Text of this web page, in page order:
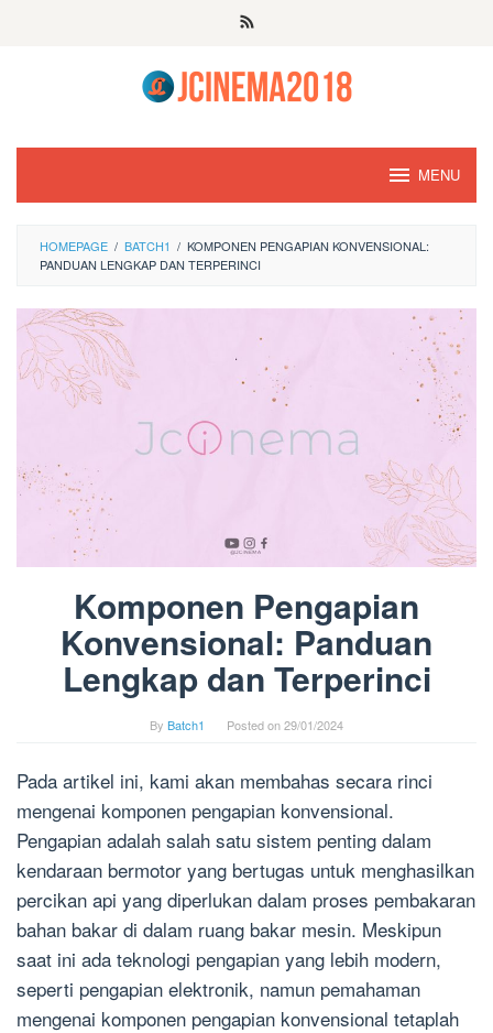
MENU
HOMEPAGE / BATCH1 / KOMPONEN PENGAPIAN KONVENSIONAL:
PANDUAN LENGKAP DAN TERPERINCI
Komponen Pengapian
Konvensional: Panduan
Lengkap dan Terperinci
By Batch1 Posted on29/01/2024
Pada artikel ini, kami akan membahas secara rinci
mengenai komponen pengapian konvensional.
Pengapian adalah salah satu sistem penting dalam
kendaraan bermotor yang bertugas untuk menghasilkan
percikan api yang diperlukan dalam proses pembakaran
bahan bakar di dalam ruang bakar mesin. Meskipun
saat ini ada teknologi pengapian yang lebih modern,
seperti pengapian elektronik, namun pemahaman
mengenai komponen pengapian konvensional tetaplah